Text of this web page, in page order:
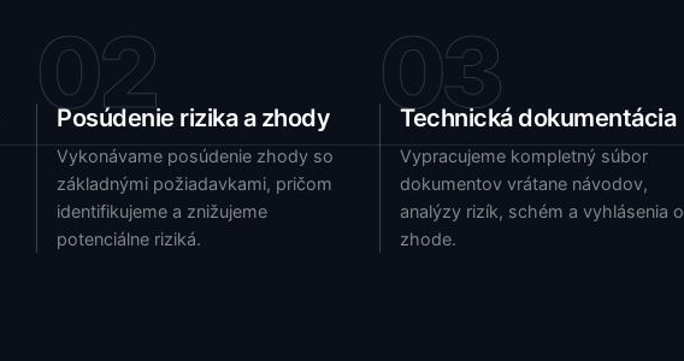
02
Posúdenie rizika a zhody
Vykonávame posúdenie zhody so
základnými požiadavkami, pričom
identifikujeme a znižujeme
potenciálne riziká.
03
Technická dokumentácia
Vypracujeme kompletný súbor
dokumentov vrátane návodov,
analýzy rizík, schém a vyhlásenia o
zhode.